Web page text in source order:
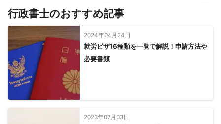
行政書士のおすすめ記事
2024年04月24日
就労ビザ16種類を一覧で解説！申請方法や
必要書類
2023年07月03日